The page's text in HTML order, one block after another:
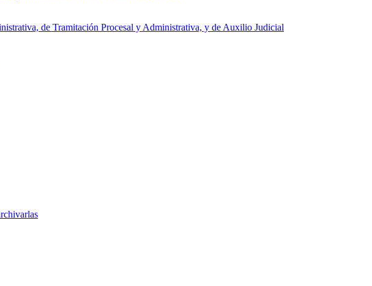
de Tramitación Procesal y Administrativa, y de Auxilio Judicial